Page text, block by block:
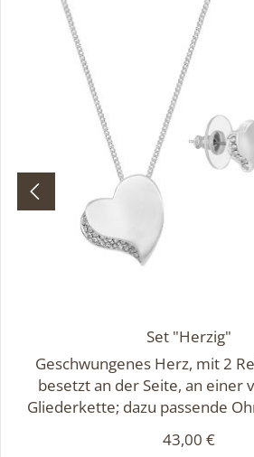
Set "Herzig"
Geschwungenes Herz, mit 2
besetzt an der Seite, an einer
Gliederkette; dazu passende
Regulärer
43,00 €